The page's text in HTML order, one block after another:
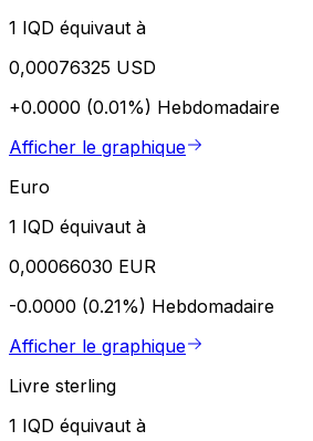
1 IQD équivaut à
0,00076325 USD
+0.0000 (0.01%) Hebdomadaire
Afficher le graphique
Euro
1 IQD équivaut à
0,00066030 EUR
-0.0000 (0.21%) Hebdomadaire
Afficher le graphique
Livre sterling
1 IQD équivaut à